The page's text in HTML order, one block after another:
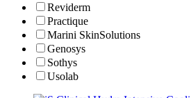
Reviderm
Practique
Marini SkinSolutions
Genosys
Sothys
Usolab